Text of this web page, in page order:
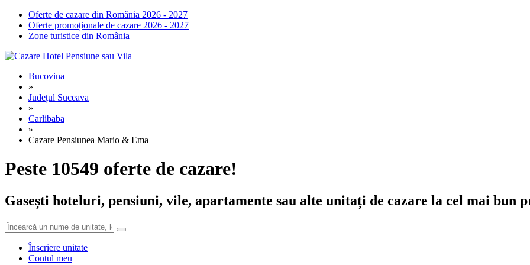
Oferte de cazare din România 2026 - 2027
Oferte promoționale de cazare 2026 - 2027
Zone turistice din România
Bucovina
»
Județul Suceava
»
Carlibaba
»
Cazare Pensiunea Mario & Ema
Peste 10549 oferte de cazare!
Gasești hoteluri, pensiuni, vile, apartamente sau alte unitați de cazare la cel mai bun
Înscriere unitate
Contul meu